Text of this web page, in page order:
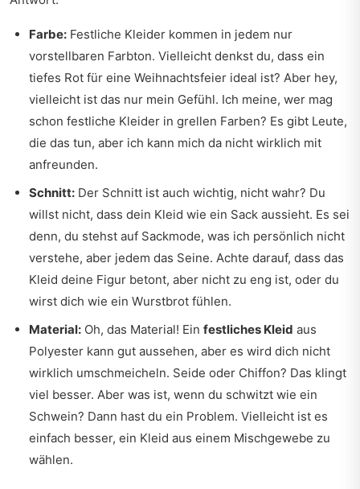
Farbe: Festliche Kleider kommen in jedem nur
vorstellbaren Farbton. Vielleicht denkst du, dass ein
tiefes Rot für eine Weihnachtsfeier ideal ist? Aber hey,
vielleicht ist das nur mein Gefühl. Ich meine, wer mag
schon festliche Kleider in grellen Farben? Es gibt Leute,
die das tun, aber ich kann mich da nicht wirklich mit
anfreunden.
Schnitt: Der Schnitt ist auch wichtig, nicht wahr? Du
willst nicht, dass dein Kleid wie ein Sack aussieht. Es sei
denn, du stehst auf Sackmode, was ich persönlich nicht
verstehe, aber jedem das Seine. Achte darauf, dass das
Kleid deine Figur betont, aber nicht zu eng ist, oder du
wirst dich wie ein Wurstbrot fühlen.
Material: Oh, das Material! Ein festliches Kleid aus
Polyester kann gut aussehen, aber es wird dich nicht
wirklich umschmeicheln. Seide oder Chiffon? Das klingt
viel besser. Aber was ist, wenn du schwitzt wie ein
Schwein? Dann hast du ein Problem. Vielleicht ist es
einfach besser, ein Kleid aus einem Mischgewebe zu
wählen.